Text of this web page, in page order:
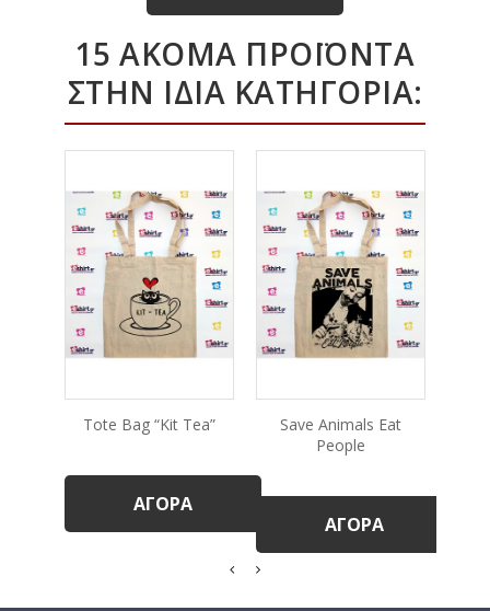
15 ΑΚΌΜΑ ΠΡΟΪΌΝΤΑ
ΣΤΗΝ ΊΔΙΑ ΚΑΤΗΓΟΡΊΑ:
Tote Bag “Kit Tea”
ΑΓΟΡΆ
Save Animals Eat
People
ΑΓΟΡΆ